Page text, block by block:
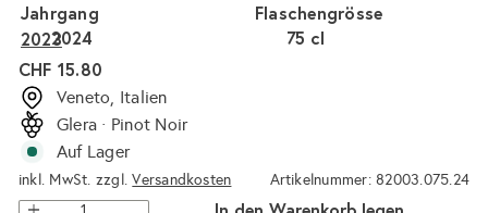
Flaschengrösse
75 cl
Jahrgang
2024
2023
Normaler
Preis
CHF 15.80
Veneto, Italien
Glera · Pinot Noir
Auf Lager
inkl. MwSt. zzgl.Versandkosten Artikelnummer: 82003.075.24